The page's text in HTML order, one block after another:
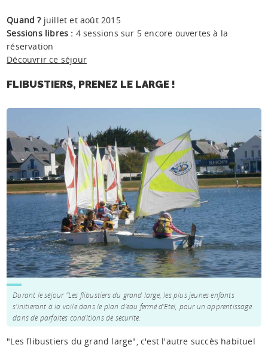
Quand ?juillet et août 2015
Sessions libres : 4 sessions sur 5 encore ouvertes à la
réservation
Découvrir ce séjour
FLIBUSTIERS, PRENEZ LE LARGE !
Durant le séjour "Les flibustiers du grand large, les plus jeunes enfants
s'initieront à la voile dans le plan d'eau fermé d'Etel, pour un apprentissage
dans de parfaites conditions de sécurité.
"Les flibustiers du grand large", c'est l'autre succès habituel